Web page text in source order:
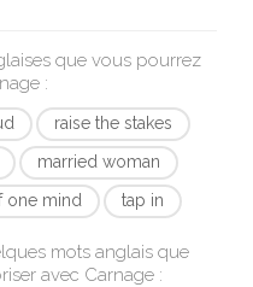
que vous pourrez
:
raise the stakes
married woman
one mind tap in
mots anglais que
avec Carnage :